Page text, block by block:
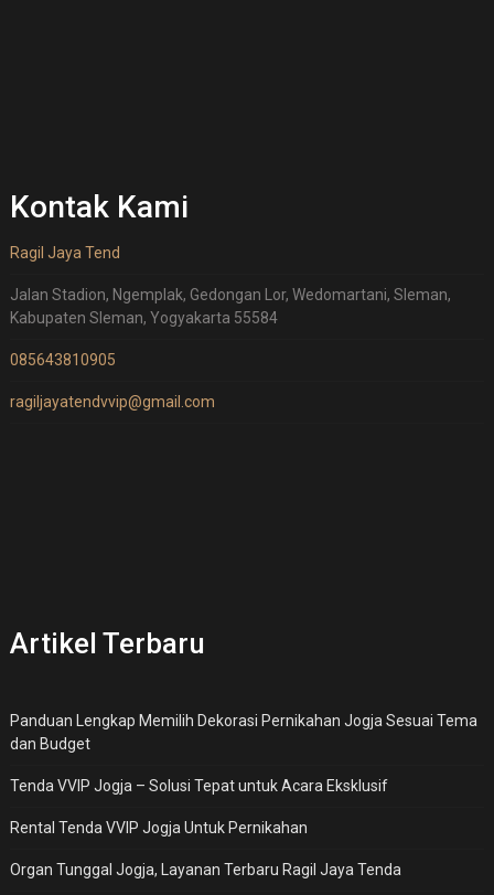
Kontak Kami
Ragil Jaya Tend
Jalan Stadion, Ngemplak, Gedongan Lor, Wedomartani, Sleman,
Kabupaten Sleman, Yogyakarta 55584
085643810905
ragiljayatendvvip@gmail.com
Artikel Terbaru
Panduan Lengkap Memilih Dekorasi Pernikahan Jogja Sesuai Tema
dan Budget
Tenda VVIP Jogja – Solusi Tepat untuk Acara Eksklusif
Rental Tenda VVIP Jogja Untuk Pernikahan
Organ Tunggal Jogja, Layanan Terbaru Ragil Jaya Tenda